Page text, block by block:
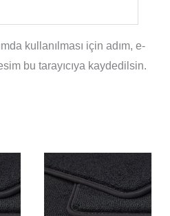
kullanılması için adım, e-
bu tarayıcıya kaydedilsin.